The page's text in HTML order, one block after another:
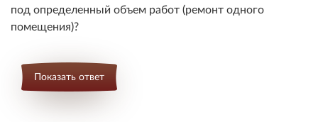
под определенный объем работ (ремонт одного
помещения)?
Показать ответ